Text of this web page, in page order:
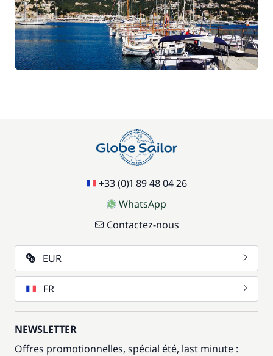
Seabob / Sea Scooter 300,00 €
/ jour
+33 (0)1 89 48 04 26
WhatsApp
Contactez-nous
EUR
FR
NEWSLETTER
Offres promotionnelles, spécial été, last minute :